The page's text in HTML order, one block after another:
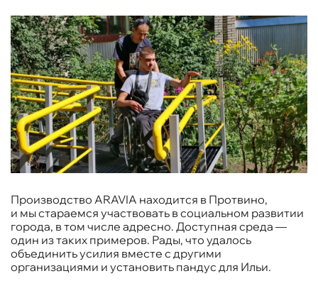
Производство ARAVIA находится в Протвино,
и мы стараемся участвовать в социальном развитии
города, в том числе адресно. Доступная среда —
один из таких примеров. Рады, что удалось
объединить усилия вместе с другими
организациями и установить пандус для Ильи.